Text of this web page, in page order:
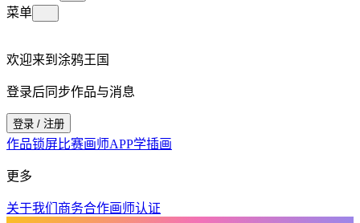
菜单
欢迎来到涂鸦王国
登录后同步作品与消息
登录 / 注册
作品锁屏比赛画师APP学插画
更多
关于我们 商务合作画师认证